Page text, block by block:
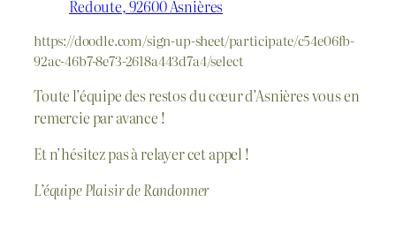
Redoute, 92600 Asnières
https://doodle.com/sign-up-sheet/participate/c54e06fb-
92ac-46b7-8e73-2618a443d7a4/select
Toute l’équipe des restos du cœur d’Asnières vous en
remercie par avance !
Et n’hésitez pas à relayer cet appel !
L’équipe Plaisir de Randonner